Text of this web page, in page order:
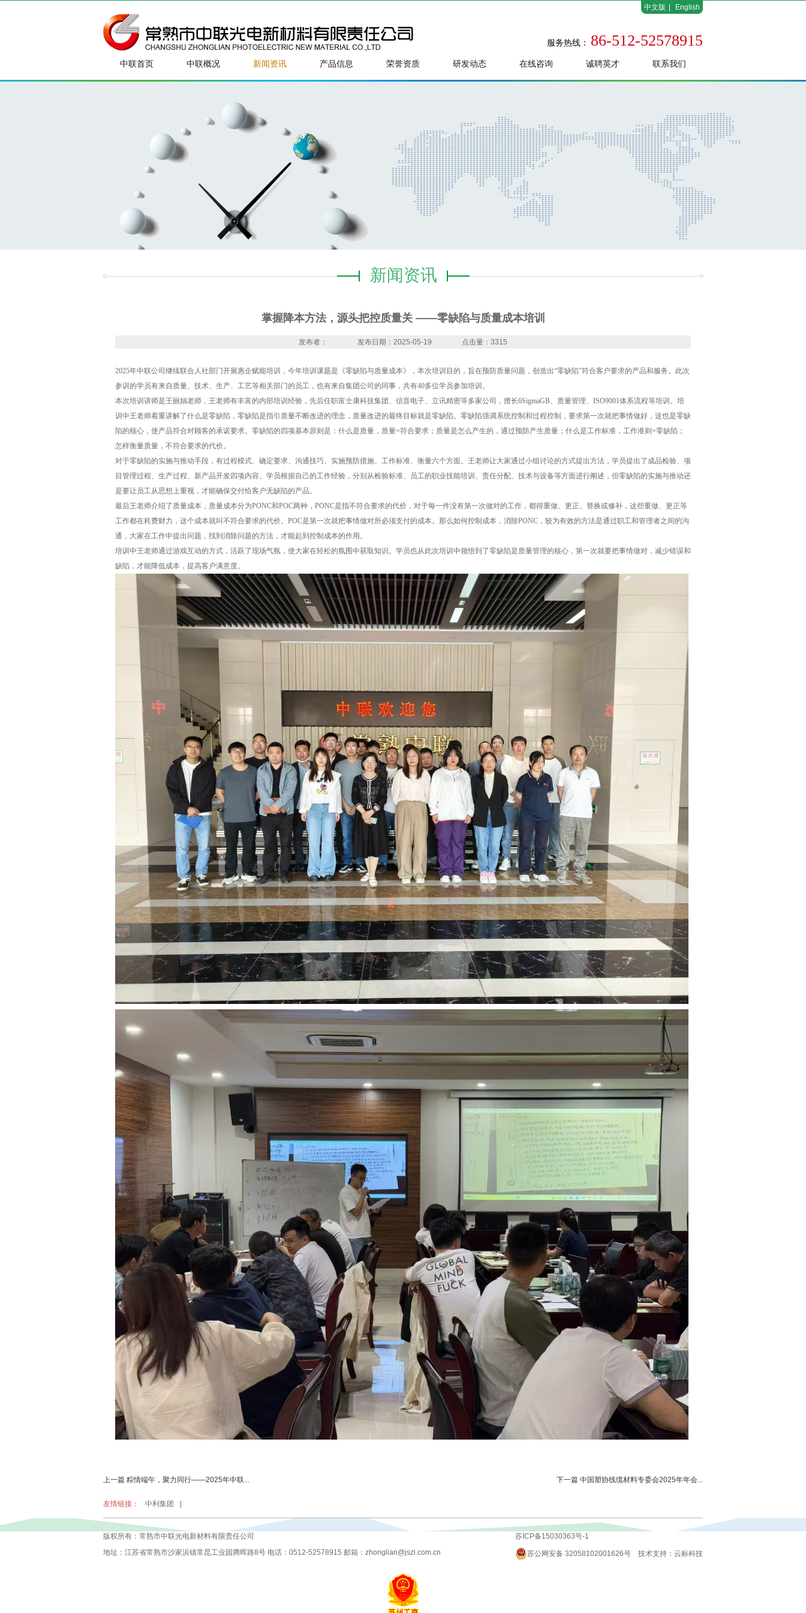
中文版 English
服务热线： 86-512-52578915
中联首页 中联概况 新闻资讯 产品信息 荣誉资质 研发动态 在线咨询 诚聘英才 联系我们
新闻资讯
掌握降本方法，源头把控质量关 ——零缺陷与质量成本培训
发布者： 发布日期：2025-05-19 点击量：3315
2025年中联公司继续联合人社部门开展惠企赋能培训，今年培训课题是《零缺陷与质量成本》，本次培训目的，旨在预防质量问题，创造出“零缺陷”符合客户要求的产品和服务。此次
参训的学员有来自质量、技术、生产、工艺等相关部门的员工，也有来自集团公司的同事，共有40多位学员参加培训。
本次培训讲师是王丽娟老师，王老师有丰富的内部培训经验，先后任职富士康科技集团、信音电子、立讯精密等多家公司，擅长6SigmaGB、质量管理、ISO9001体系流程等培训。培
训中王老师着重讲解了什么是零缺陷，零缺陷是指引质量不断改进的理念，质量改进的最终目标就是零缺陷。零缺陷强调系统控制和过程控制，要求第一次就把事情做好，这也是零缺
陷的核心，使产品符合对顾客的承诺要求。零缺陷的四项基本原则是：什么是质量，质量=符合要求；质量是怎么产生的，通过预防产生质量；什么是工作标准，工作准则=零缺陷；
怎样衡量质量，不符合要求的代价。
对于零缺陷的实施与推动手段，有过程模式、确定要求、沟通技巧、实施预防措施、工作标准、衡量六个方面。王老师让大家通过小组讨论的方式提出方法，学员提出了成品检验、项
目管理过程、生产过程、新产品开发四项内容。学员根据自己的工作经验，分别从检验标准、员工的职业技能培训、责任分配、技术与设备等方面进行阐述，但零缺陷的实施与推动还
是要让员工从思想上重视，才能确保交付给客户无缺陷的产品。
最后王老师介绍了质量成本，质量成本分为PONC和POC两种，PONC是指不符合要求的代价，对于每一件没有第一次做对的工作，都得重做、更正、替换或修补，这些重做、更正等
工作都在耗费财力，这个成本就叫不符合要求的代价。POC是第一次就把事情做对所必须支付的成本。那么如何控制成本，消除PONC，较为有效的方法是通过职工和管理者之间的沟
通，大家在工作中提出问题，找到消除问题的方法，才能起到控制成本的作用。
培训中王老师通过游戏互动的方式，活跃了现场气氛，使大家在轻松的氛围中获取知识。学员也从此次培训中领悟到了零缺陷是质量管理的核心，第一次就要把事情做对，减少错误和
缺陷，才能降低成本，提高客户满意度。
上一篇 粽情端午，聚力同行——2025年中联... 下一篇 中国塑协线缆材料专委会2025年年会...
友情链接： 中利集团
版权所有：常熟市中联光电新材料有限责任公司
地址：江苏省常熟市沙家浜镇常昆工业园腾晖路8号 电话：0512-52578915 邮箱：zhonglian@jszl.com.cn
苏ICP备15030363号-1
苏公网安备 32058102001626号 技术支持： 云标科技